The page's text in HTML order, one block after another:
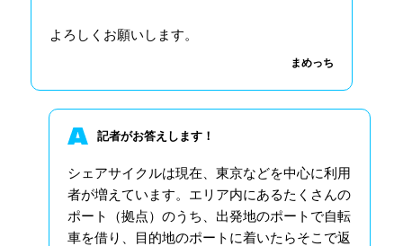
よろしくお願いします。
まめっち
記者がお答えします！
シェアサイクルは現在、東京などを中心に利用
者が増えています。エリア内にあるたくさんの
ポート（拠点）のうち、出発地のポートで自転
車を借り、目的地のポートに着いたらそこで返